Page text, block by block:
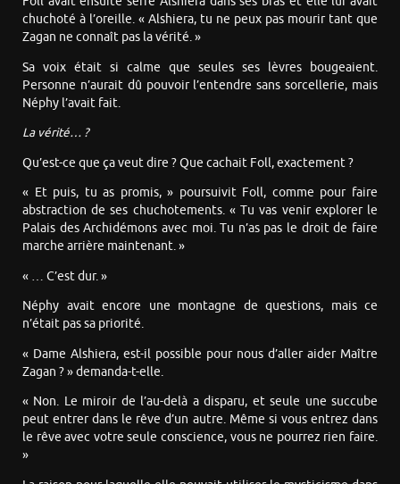
chuchoté à l’oreille. « Alshiera, tu ne peux pas mourir tant que
Zagan ne connaît pas la vérité. »
Sa voix était si calme que seules ses lèvres bougeaient.
Personne n’aurait dû pouvoir l’entendre sans sorcellerie, mais
Néphy l’avait fait.
La vérité… ?
Qu’est-ce que ça veut dire ? Que cachait Foll, exactement ?
« Et puis, tu as promis, » poursuivit Foll, comme pour faire
abstraction de ses chuchotements. « Tu vas venir explorer le
Palais des Archidémons avec moi. Tu n’as pas le droit de faire
marche arrière maintenant. »
« … C’est dur. »
Néphy avait encore une montagne de questions, mais ce
n’était pas sa priorité.
« Dame Alshiera, est-il possible pour nous d’aller aider Maître
Zagan ? » demanda-t-elle.
« Non. Le miroir de l’au-delà a disparu, et seule une succube
peut entrer dans le rêve d’un autre. Même si vous entrez dans
le rêve avec votre seule conscience, vous ne pourrez rien faire.
»